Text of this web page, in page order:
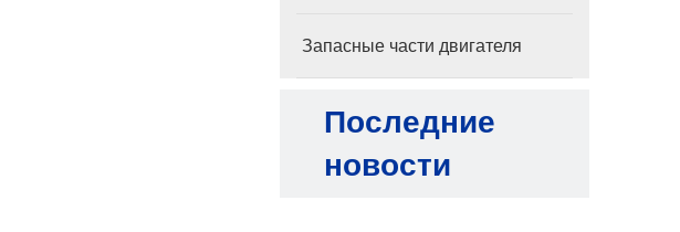
Запасные части двигателя
Последние
новости